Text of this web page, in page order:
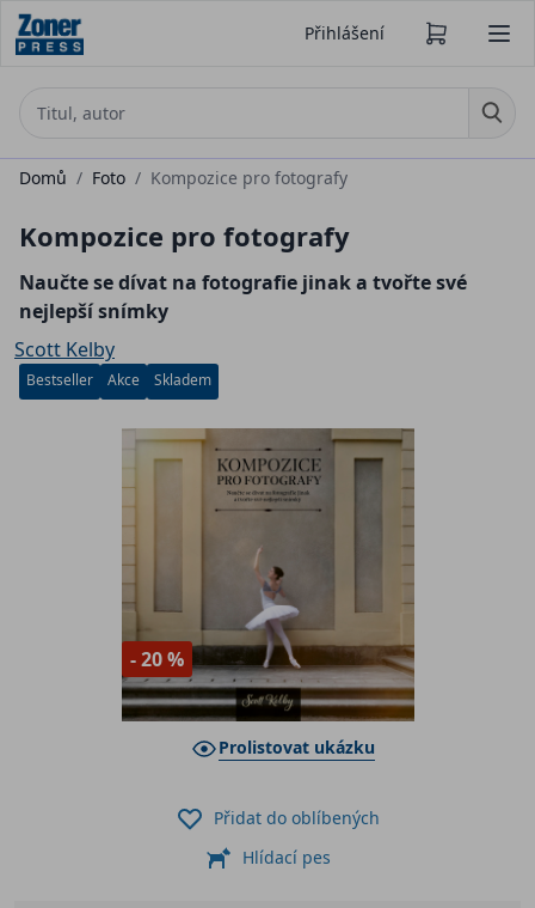
Přihlášení
Domů / Foto / Kompozice pro fotografy
Kompozice pro fotografy
Naučte se dívat na fotografie jinak a tvořte své
nejlepší snímky
Scott Kelby
Bestseller Akce Skladem
- 20 %
Prolistovat ukázku
Přidat do oblíbených
Hlídací pes